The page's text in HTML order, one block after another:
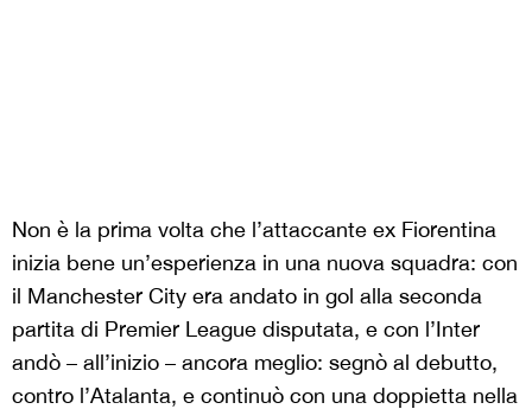
Non è la prima volta che l’attaccante ex Fiorentina
inizia bene un’esperienza in una nuova squadra: con
il Manchester City era andato in gol alla seconda
partita di Premier League disputata, e con l’Inter
andò – all’inizio – ancora meglio: segnò al debutto,
contro l’Atalanta, e continuò con una doppietta nella